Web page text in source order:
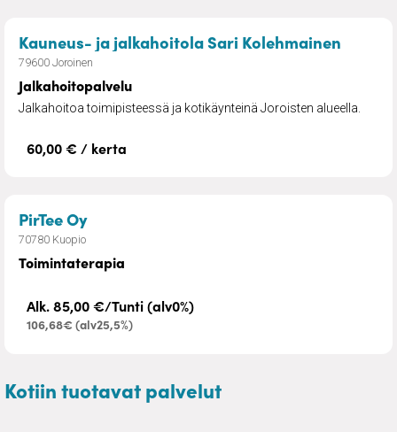
Kauneus- ja jalkahoitola Sari Kolehmainen
79600 Joroinen
Jalkahoitopalvelu
Jalkahoitoa toimipisteessä ja kotikäynteinä Joroisten alueella.
60,00 € / kerta
PirTee Oy– Toimintaterapia
70780 Kuopio
Toimintaterapia
Alk. 85,00 €/Tunti (alv0%)
106,68€ (alv25,5%)
Kotiin tuotavat palvelut